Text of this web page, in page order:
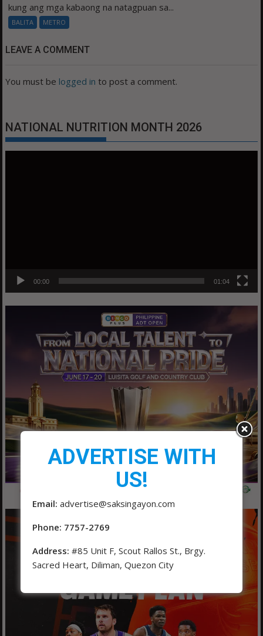
kung ang mga kabaong na natagpuan sa...
BALITA METRO
LEAVE A COMMENT
You must be logged in to post a comment.
NATIONAL NUTRITION MONTH 2026
00:00 01:04
ADVERTISE WITH
US!
Email: advertise@saksingayon.com
Phone: 7757-2769
Address: #85 Unit F, Scout Rallos St., Brgy.
Sacred Heart, Diliman, Quezon City